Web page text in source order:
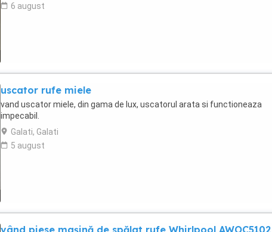
6 august
uscator rufe miele
vand uscator miele, din gama de lux, uscatorul arata si functioneaza
impecabil.
Galati, Galati
5 august
vând piese mașină de spălat rufe Whirlpool AWOC5102